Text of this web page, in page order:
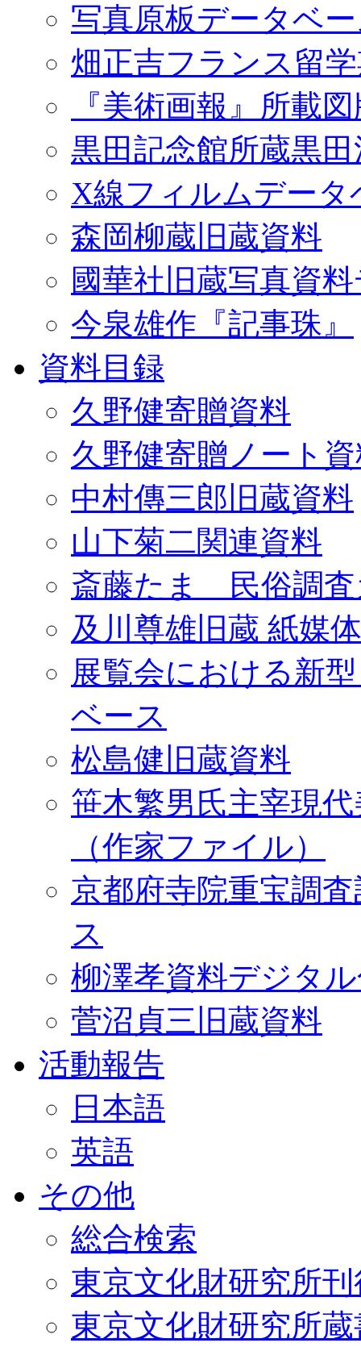
写真原板データベ
畑正吉フランス留
『美術画報』所載
黒田記念館所蔵黒
X線フィルムデータ
森岡柳蔵旧蔵資料
國華社旧蔵写真資
今泉雄作『記事珠』
資料目録
久野健寄贈資料
久野健寄贈ノート
中村傳三郎旧蔵資料
山下菊二関連資料
斎藤たま 民俗調査
及川尊雄旧蔵 紙媒
展覧会における新
ベース
松島健旧蔵資料
笹木繁男氏主宰現
（作家ファイル）
京都府寺院重宝調
ス
柳澤孝資料デジタ
菅沼貞三旧蔵資料
活動報告
日本語
英語
その他
総合検索
東京文化財研究所
東京文化財研究所